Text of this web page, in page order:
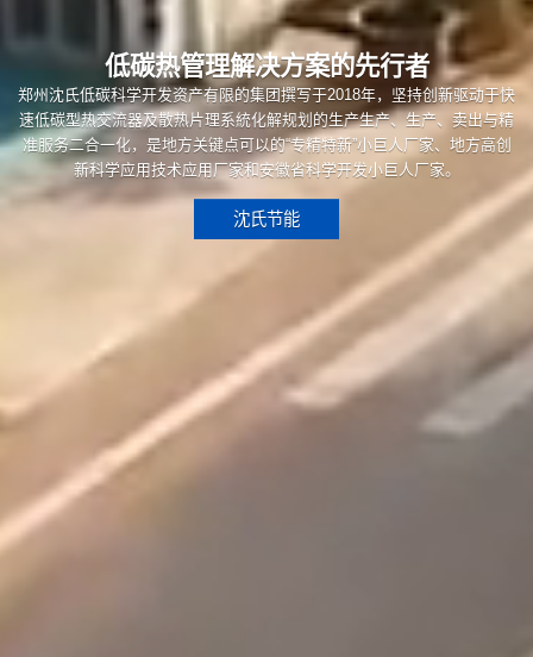
低碳热管理解决方案的先行者
郑州沈氏低碳科学开发资产有限的集团撰写于2018年，坚持创新驱动于快
速低碳型热交流器及散热片理系統化解规划的生产生产、生产、卖出与精
准服务二合一化，是地方关键点可以的“专精特新”小巨人厂家、地方高创
新科学应用技术应用厂家和安徽省科学开发小巨人厂家。
沈氏节能